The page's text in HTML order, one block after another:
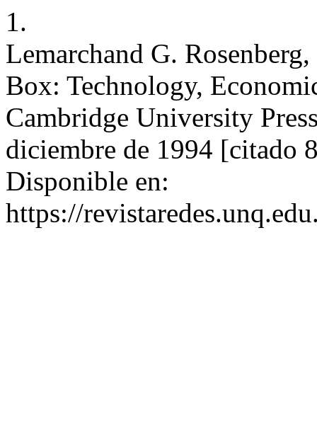
1.
Lemarchand G.
Box: Technology,
Cambridge University
diciembre de 1994 [citado
Disponible en:
https://